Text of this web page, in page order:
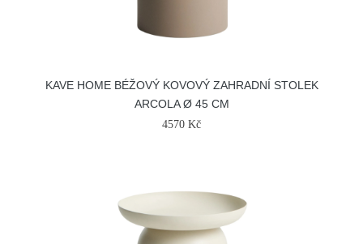
KAVE HOME BÉŽOVÝ KOVOVÝ ZAHRADNÍ STOLEK
ARCOLA Ø 45 CM
4570 Kč